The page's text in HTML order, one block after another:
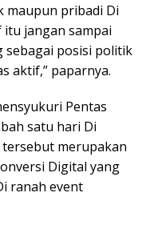
maupun pribadi Di
jangan sampai
sebagai posisi politik
aktif,” paparnya.
Pentas
satu hari Di
merupakan
Digital yang
ranah event